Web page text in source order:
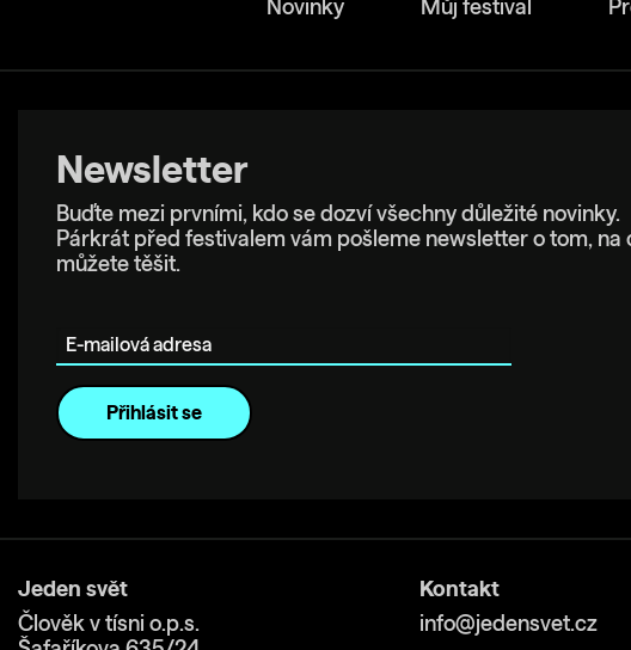
Novinky Můj festival
Newsletter
Buďte mezi prvními, kdo se dozví všechny důležité novinky.
Párkrát před festivalem vám pošleme newsletter o tom, na
můžete těšit.
Jeden svět
Člověk v tísni o.p.s.
Kontakt
info@jedensvet.cz